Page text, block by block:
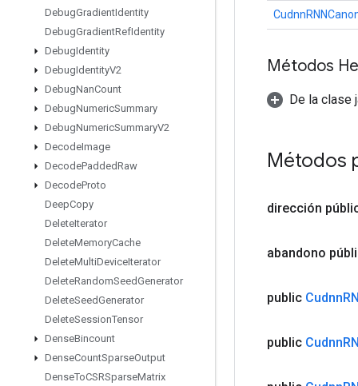
DebugGradientIdentity
DebugGradientRefIdentity
DebugIdentity
DebugIdentityV2
DebugNanCount
DebugNumericSummary
DebugNumericSummaryV2
DecodeImage
DecodePaddedRaw
DecodeProto
DeepCopy
DeleteIterator
DeleteMemoryCache
DeleteMultiDeviceIterator
DeleteRandomSeedGenerator
DeleteSeedGenerator
DeleteSessionTensor
DenseBincount
DenseCountSparseOutput
DenseToCSRSparseMatrix
Métodos
De la clase
Métodos
dirección
abandono
public Cudnn
public Cudnn